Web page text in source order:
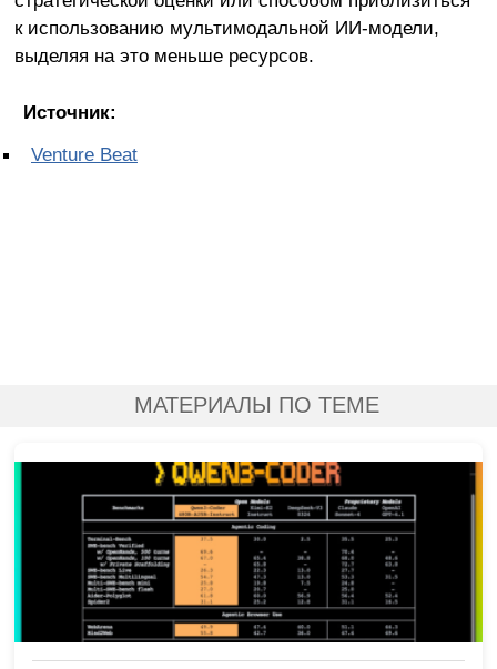
к использованию мультимодальной ИИ-модели,
выделяя на это меньше ресурсов.
Источник:
Venture Beat
МАТЕРИАЛЫ ПО ТЕМЕ